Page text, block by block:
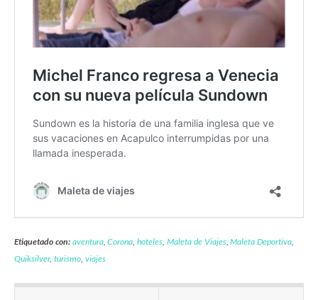
Etiquetado con: aventura,Corona,hoteles,Maleta de Viajes,Maleta Deportiva,
Quiksilver, turismo, viajes